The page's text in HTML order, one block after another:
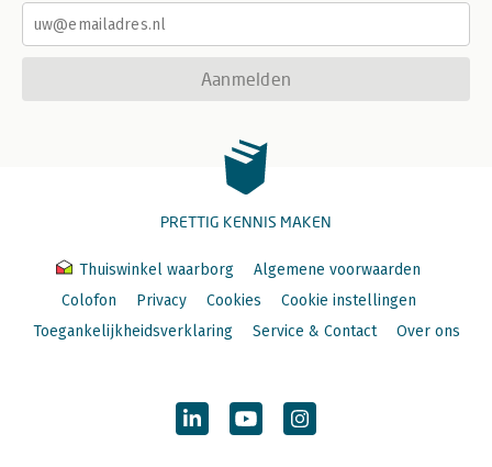
Aanmelden
PRETTIG KENNIS MAKEN
Thuiswinkel waarborg
Algemene voorwaarden
Colofon
Privacy Cookies
Cookie instellingen
Toegankelijkheidsverklaring
Service & Contact Over ons